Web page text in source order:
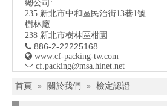
總公司:
235 新北市中和區民治街13巷1號
樹林廠:
238 新北市樹林區柑園
 886-2-22225168
 www.cf-packing-tw.com
 ​ cf.packing@msa.hinet.net
首頁 » 關於我們 » 檢定認證